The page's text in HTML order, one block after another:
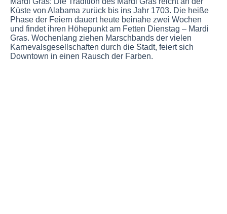
Küste von Alabama zurück bis ins Jahr 1703. Die heiße
Phase der Feiern dauert heute beinahe zwei Wochen
und findet ihren Höhepunkt am Fetten Dienstag – Mardi
Gras. Wochenlang ziehen Marschbands der vielen
Karnevalsgesellschaften durch die Stadt, feiert sich
Downtown in einen Rausch der Farben.